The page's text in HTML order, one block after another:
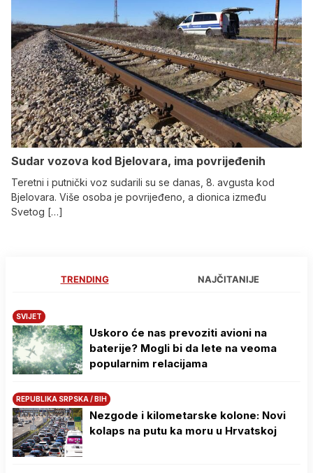
Sudar vozova kod Bjelovara, ima povrijeđenih
Teretni i putnički voz sudarili su se danas, 8. avgusta kod
Bjelovara. Više osoba je povrijeđeno, a dionica između
Svetog […]
TRENDING NAJČITANIJE
SVIJET
Uskoro će nas prevoziti avioni na
baterije? Mogli bi da lete na veoma
popularnim relacijama
REPUBLIKA SRPSKA / BIH
Nezgode i kilometarske kolone: Novi
kolaps na putu ka moru u Hrvatskoj